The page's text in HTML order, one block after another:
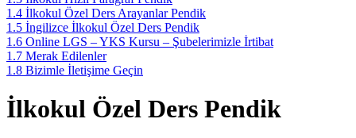
1.4 İlkokul Özel Ders Arayanlar Pendik
1.5 İngilizce İlkokul Özel Ders Pendik
1.6 Online LGS – YKS Kursu – Şubelerimizle İrtibat
1.7 Merak Edilenler
1.8 Bizimle İletişime Geçin
İlkokul Özel Ders Pendik